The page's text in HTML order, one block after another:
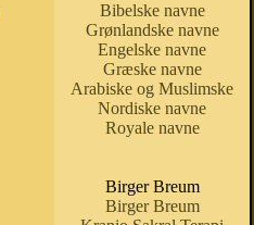
Bibelske navne
Grønlandske navne
Engelske navne
Græske navne
Arabiske og Muslimske
Nordiske navne
Royale navne
Birger Breum
Birger Breum